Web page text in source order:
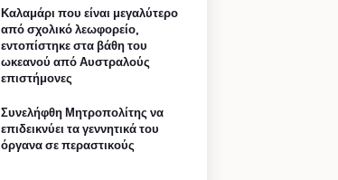
Καλαμάρι που είναι μεγαλύτερο
από σχολικό λεωφορείο,
εντοπίστηκε στα βάθη του
ωκεανού από Αυστραλούς
επιστήμονες
Συνελήφθη Μητροπολίτης να
επιδεικνύει τα γεννητικά του
όργανα σε περαστικούς